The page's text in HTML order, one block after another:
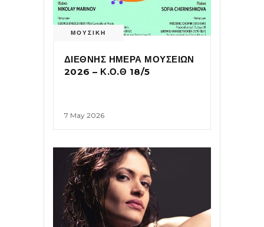
ΜΟΥΣΙΚΗ
ΔΙΕΘΝΗΣ ΗΜΕΡΑ ΜΟΥΣΕΙΩΝ
2026 – Κ.Ο.Θ 18/5
7 May 2026